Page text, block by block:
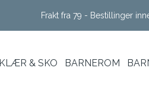
Frakt fra 79 - Bestillinger
& SKO BARNEROM